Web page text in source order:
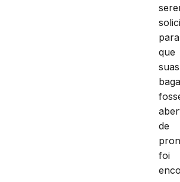
para
que
suas
de
foi